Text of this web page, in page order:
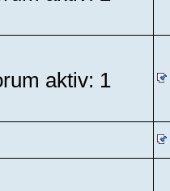
aktiv: 1